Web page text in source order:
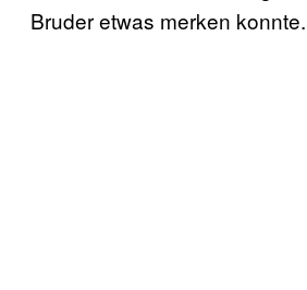
Bruder etwas merken konnte.